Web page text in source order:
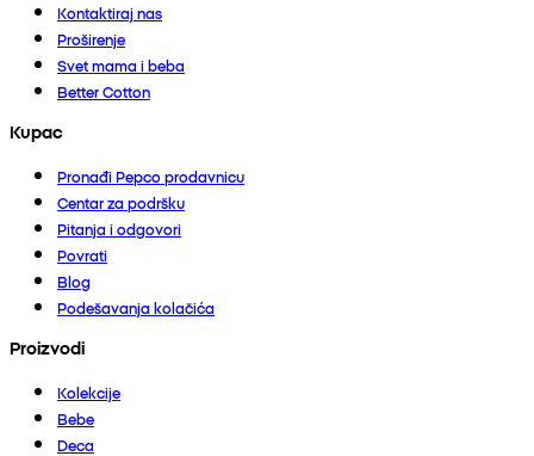
Kontaktiraj nas
Proširenje
Svet mama i beba
Better Cotton
Kupac
Pronađi Pepco prodavnicu
Centar za podršku
Pitanja i odgovori
Povrati
Blog
Podešavanja kolačića
Proizvodi
Kolekcije
Bebe
Deca